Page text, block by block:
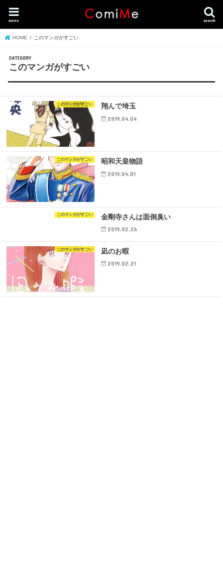
search
menu
HOME このマンガがすごい
このマンガがすごい
このマンガがすごい 翔んで埼玉
2019.04.04
このマンガがすごい 昭和天皇物語
2019.04.01
このマンガがすごい 金剛寺さんは面倒臭い
2019.02.26
このマンガがすごい 凪のお暇
2019.02.21